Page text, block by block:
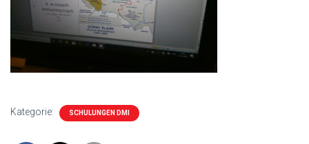
Kategorie: SCHULUNGEN DMI